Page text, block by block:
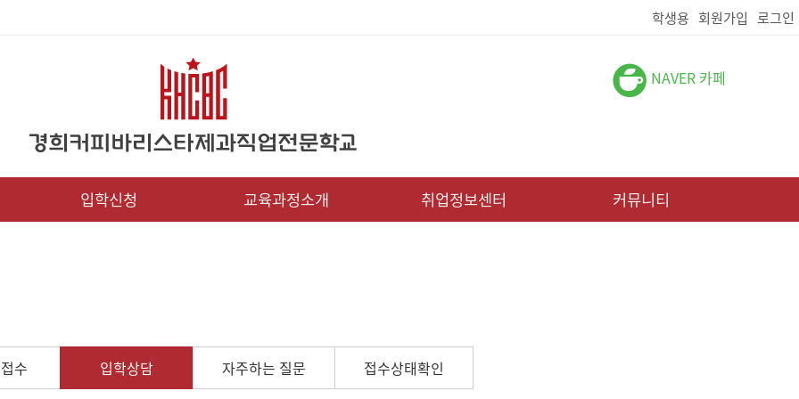
학생용 회원가입 로그인
NAVER 카페
입학신청 교육과정소개 취업정보센터 커뮤니티
수 입학상담 자주하는 질문 접수상태확인